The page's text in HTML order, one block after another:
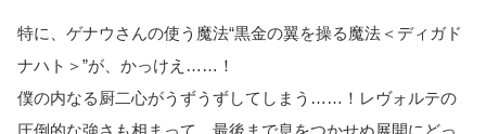
特に、ゲナウさんの使う魔法“黒金の翼を操る魔法＜ディガド
ナハト＞”が、かっけえ……！
僕の内なる厨二心がうずうずしてしまう……！レヴォルテの